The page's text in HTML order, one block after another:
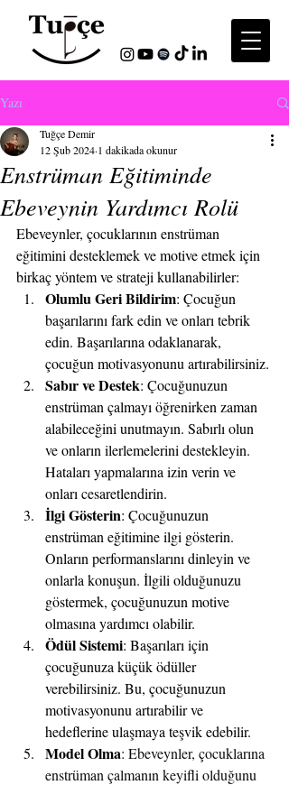
Yazı
Enstrüman Eğitiminde
Ebeveynin Yardımcı Rolü
Tuğçe Demir
12 Şub 2024 1 dakikada okunur
Ebeveynler, çocuklarının enstrüman
eğitimini desteklemek ve motive etmek için
birkaç yöntem ve strateji kullanabilirler:
Olumlu Geri Bildirim: Çocuğun
başarılarını fark edin ve onları tebrik
edin. Başarılarına odaklanarak,
çocuğun motivasyonunu artırabilirsiniz.
Sabır ve Destek: Çocuğunuzun
enstrüman çalmayı öğrenirken zaman
alabileceğini unutmayın. Sabırlı olun
ve onların ilerlemelerini destekleyin.
Hataları yapmalarına izin verin ve
onları cesaretlendirin.
İlgi Gösterin: Çocuğunuzun
enstrüman eğitimine ilgi gösterin.
Onların performanslarını dinleyin ve
onlarla konuşun. İlgili olduğunuzu
göstermek, çocuğunuzun motive
olmasına yardımcı olabilir.
Ödül Sistemi: Başarıları için
çocuğunuza küçük ödüller
verebilirsiniz. Bu, çocuğunuzun
motivasyonunu artırabilir ve
hedeflerine ulaşmaya teşvik edebilir.
Model Olma: Ebeveynler, çocuklarına
enstrüman çalmanın keyifli olduğunu